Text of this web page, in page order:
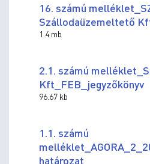
16. számú
Szállodaüzemeltető
1.4 mb
2.1. számú
Kft_FEB_jegyzőkönyv
96.67 kb
1.1. számú
határozat